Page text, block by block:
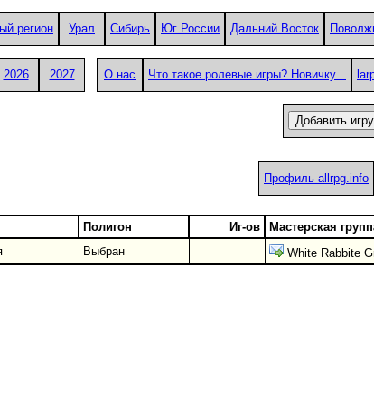
регион Урал Сибирь Юг России Дальний Восток
2026 2027 О нас Что такое ролевые игры? Новичку...
Профиль allrpg.info
Полигон Иг-ов Мастерская
Выбран White Rabbite